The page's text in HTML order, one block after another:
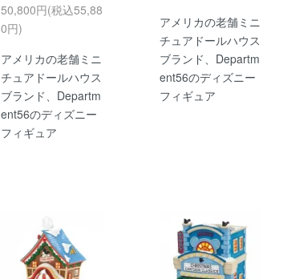
50,800円(税込55,88
0円)
アメリカの老舗ミニ
チュアドールハウス
ブランド、Departm
ent56のディズニー
フィギュア
アメリカの老舗ミニ
チュアドールハウス
ブランド、Departm
ent56のディズニー
フィギュア